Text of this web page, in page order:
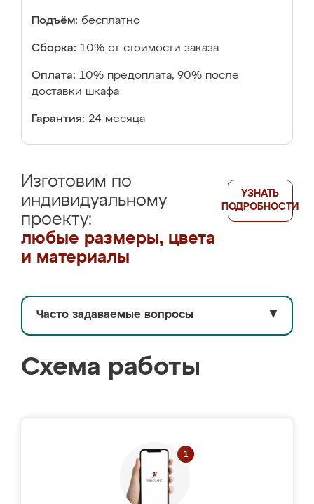
Подъём: бесплатно
Сборка: 10% от стоимости заказа
Оплата: 10% предоплата, 90% после
доставки шкафа
Гарантия: 24 месяца
Изготовим по
индивидуальному
проекту:
любые размеры, цвета
и материалы
УЗНАТЬ
ПОДРОБНОСТИ
Часто задаваемые вопросы ▼
Схема работы